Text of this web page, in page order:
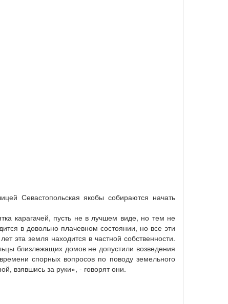
Севастопольская якобы собираются начать
карагачей, пусть не в лучшем виде, но тем не
в довольно плачевном состоянии, но все эти
эта земля находится в частной собственности.
близлежащих домов не допустили возведения
спорных вопросов по поводу земельного
взявшись за руки», - говорят они.